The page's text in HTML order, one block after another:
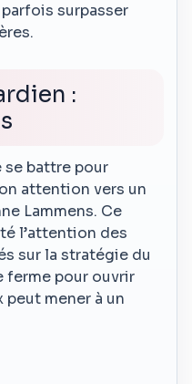
surpasser
:
se battre pour
attention vers un
Lammens. Ce
l’attention des
sur la stratégie du
ferme pour ouvrir
mener à un